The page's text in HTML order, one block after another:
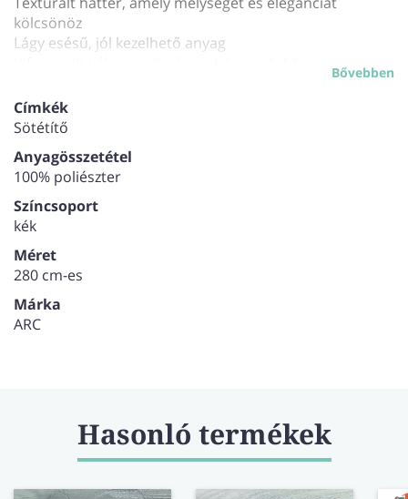
kölcsönöz
Lágy esésű, jól kezelhető anyag
Tökéletes nappalikba, hálószobákba vagy étkezőkbe
Bővebben
Címkék
Sötétítő
Anyagösszetétel
100% poliészter
Színcsoport
kék
Méret
280 cm-es
Márka
ARC
Hasonló termékek